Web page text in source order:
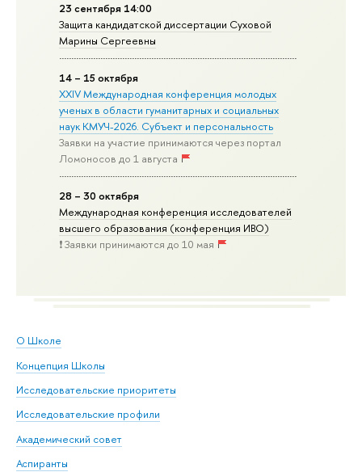
23 сентября 14:00
Защита кандидатской диссертации Суховой
Марины Сергеевны
14 – 15 октября
XXIV Международная конференция молодых
ученых в области гуманитарных и социальных
наук КМУЧ-2026. Субъект и персональность
Заявки на участие принимаются через портал
Ломоносов до 1 августа
28 – 30 октября
Международная конференция исследователей
высшего образования (конференция ИВО)
❗️ Заявки принимаются до 10 мая
О Школе
Концепция Школы
Исследовательские приоритеты
Исследовательские профили
Академический совет
Аспиранты